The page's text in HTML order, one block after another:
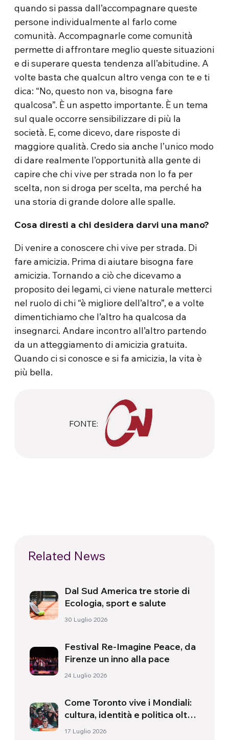
quando si passa dall’accompagnare queste
persone individualmente al farlo come
comunità. Accompagnarle come comunità
permette di affrontare meglio queste situazioni
e di superare questa tendenza all’abitudine. A
volte basta che qualcun altro venga con te e ti
dica: “No, questo non va, bisogna fare
qualcosa”. È un aspetto importante. È un tema
sul quale occorre sensibilizzare di più la
società. E, come dicevo, dare risposte di
maggiore qualità. Credo sia anche l’unico modo
di dare realmente l’opportunità alla gente di
capire che chi vive per strada non lo fa per
scelta, non si droga per scelta, ma perché ha
una storia di grande dolore alle spalle.
Cosa diresti a chi desidera darvi una mano?
Di venire a conoscere chi vive per strada. Di
fare amicizia. Prima di aiutare bisogna fare
amicizia. Tornando a ciò che dicevamo a
proposito dei legami, ci viene naturale metterci
nel ruolo di chi “è migliore dell’altro”, e a volte
dimentichiamo che l’altro ha qualcosa da
insegnarci. Andare incontro all’altro partendo
da un atteggiamento di amicizia gratuita.
Quando ci si conosce e si fa amicizia, la vita è
più bella.
FONTE:
Related News
Dal Sud America tre storie di
Ecologia, sport e salute
30 Luglio 2026
Festival Re-Imagine Peace, da
Firenze un inno alla pace
24 Luglio 2026
Come Toronto vive i Mondiali:
cultura, identità e politica oltre
il campo
17 Luglio 2026